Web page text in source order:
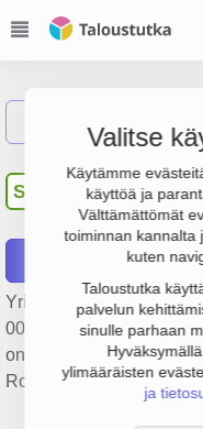
Valitse
Käytämme
käyttöä ja
Välttämättömät
toiminnan kannalta
kuten
Taloustutka
palvelun
sinulle parhaan
ylimääräisten
ja
SL
Suomen
Oy
Yrityksen Suomen
000 €, tulos 115 000 €
on Sähköasennus,
Rovaniemi. Yrityksen